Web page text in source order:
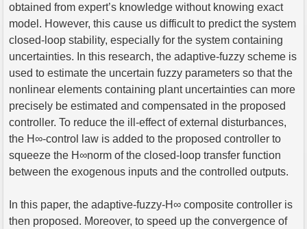
obtained from expert’s knowledge without knowing exact
model. However, this cause us difficult to predict the system
closed-loop stability, especially for the system containing
uncertainties. In this research, the adaptive-fuzzy scheme is
used to estimate the uncertain fuzzy parameters so that the
nonlinear elements containing plant uncertainties can more
precisely be estimated and compensated in the proposed
controller. To reduce the ill-effect of external disturbances,
the H∞-control law is added to the proposed controller to
squeeze the H∞norm of the closed-loop transfer function
between the exogenous inputs and the controlled outputs.
In this paper, the adaptive-fuzzy-H∞ composite controller is
then proposed. Moreover, to speed up the convergence of